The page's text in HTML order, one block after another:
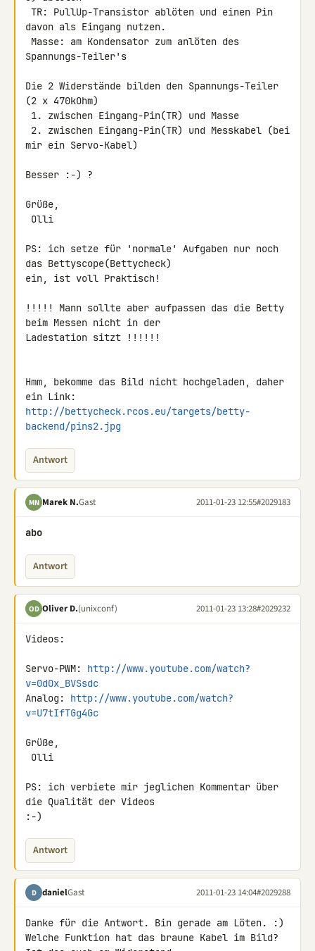
davon als Eingang nutzen.
Spannungs-Teiler's
Die 2 Widerstände bilden den Spannungs-Teiler
(2 x 470kOhm)
mir ein Servo-Kabel)
Besser :-) ?
Grüße,
PS: ich setze für 'normale' Aufgaben nur noch
das Bettyscope(Bettycheck)
ein, ist voll Praktisch!
!!!!! Mann sollte aber aufpassen das die Betty
beim Messen nicht in der
Ladestation sitzt !!!!!!
Hmm, bekomme das Bild nicht hochgeladen, daher
http://bettycheck.rcos.eu/targets/betty-
backend/pins2.jpg
Antwort
MN Marek N.Gast 2011-01-23 12:55#2029183
abo
Antwort
OD Oliver D.(unixconf) 2011-01-23 13:28#2029232
Videos:
Servo-PWM: http://www.youtube.com/watch?
v=0d0x_BVSsdc
Analog: http://www.youtube.com/watch?
v=U7tIfTGg4Gc
Grüße,
PS: ich verbiete mir jeglichen Kommentar über
die Qualität der Videos
:-)
Antwort
D danielGast 2011-01-23 14:04#2029288
Danke für die Antwort. Bin gerade am Löten. :)
Welche Funktion hat das braune Kabel im Bild?